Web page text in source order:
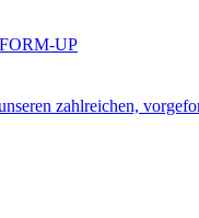
UP
zahlreichen,